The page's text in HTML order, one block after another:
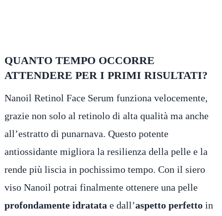
QUANTO TEMPO OCCORRE
ATTENDERE PER I PRIMI RISULTATI?
Nanoil Retinol Face Serum funziona velocemente,
grazie non solo al retinolo di alta qualità ma anche
all’estratto di punarnava. Questo potente
antiossidante migliora la resilienza della pelle e la
rende più liscia in pochissimo tempo. Con il siero
viso Nanoil potrai finalmente ottenere una pelle
profondamente idratata e dall’aspetto perfettoin